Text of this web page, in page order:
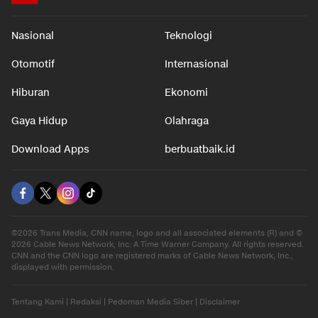
Nasional Teknologi
Otomotif Internasional
Hiburan Ekonomi
Gaya Hidup Olahraga
Download Apps berbuatbaik.id
©2026 Trans Media, CNN name, logo and all associated elements (R) and ©
2026 Cable News Network, Inc. A Time Warner Company. All rights reserved.
CNN and the CNN logo are registered marks of Cable News Network, Inc.,
displayed with permission.
Tentang Kami | Redaksi | Pedoman Media Siber | Disclaimer